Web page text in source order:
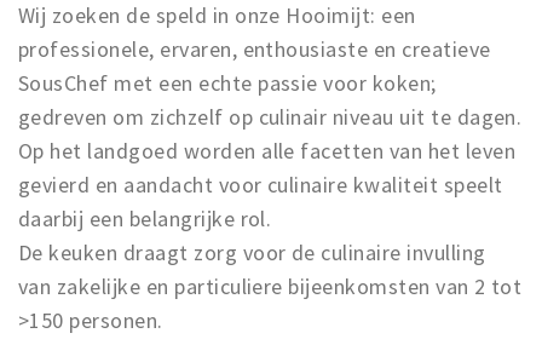
Wij zoeken de speld in onze Hooimijt: een
professionele, ervaren, enthousiaste en creatieve
SousChef met een echte passie voor koken;
gedreven om zichzelf op culinair niveau uit te dagen.
Op het landgoed worden alle facetten van het leven
gevierd en aandacht voor culinaire kwaliteit speelt
daarbij een belangrijke rol.
De keuken draagt zorg voor de culinaire invulling
van zakelijke en particuliere bijeenkomsten van 2 tot
>150 personen.